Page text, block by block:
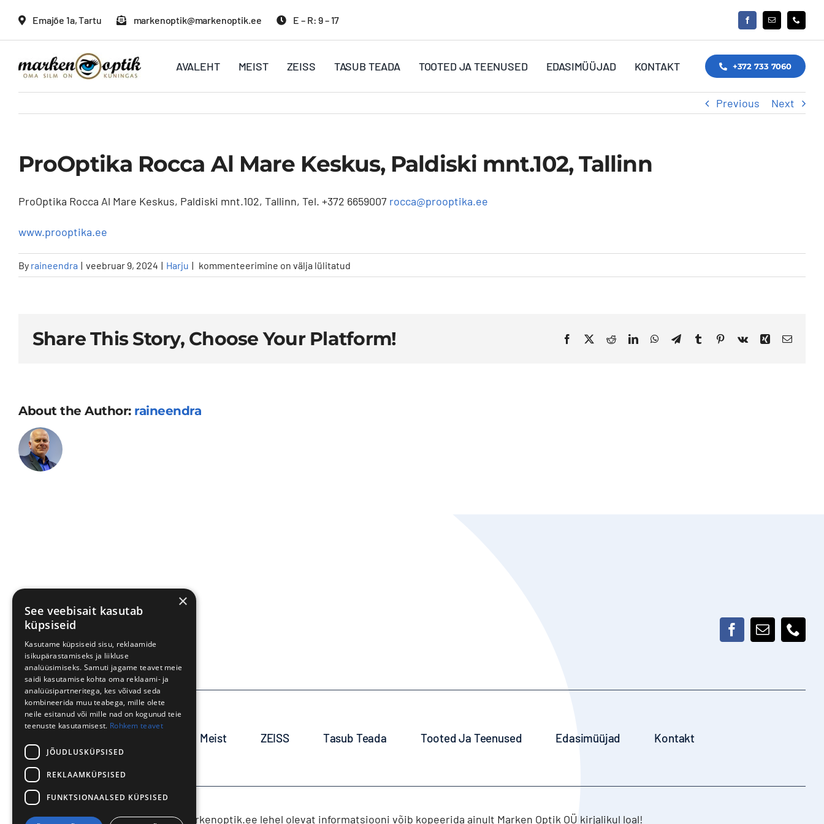
Emajõe 1a, Tartu markenoptik@markenoptik.ee E – R: 9 – 17
AVALEHT MEIST ZEISS TASUB TEADA TOOTED JA TEENUSED EDASIMÜÜJAD KONTAKT +372 733 7060
Previous Next
ProOptika Rocca Al Mare Keskus, Paldiski mnt.102, Tallinn
ProOptika Rocca Al Mare Keskus, Paldiski mnt.102, Tallinn, Tel. +372 6659007 rocca@prooptika.ee
www.prooptika.ee
By raineendra | veebruar 9, 2024 | Harju | ProOptika
Rocca
Keskus,
Paldiski
kommenteerimine on välja lülitatud
Share This Story, Choose Your Platform! Facebook
X RedditLinkedInWhatsApp
TelegramTumblrPinterest
Vk Xing Email
About the Author: raineendra
+372 733 7060
Meist ZEISS Tasub Teada Tooted Ja Teenused Edasimüüjad Kontakt
Markenoptik.ee lehel olevat informatsiooni võib kopeerida ainult Marken Optik OÜ kirjalikul loal!
×
See veebisait kasutab
küpsiseid
Kasutame küpsiseid sisu, reklaamide
isikupärastamiseks ja liikluse
analüüsimiseks. Samuti jagame teavet meie
saidi kasutamise kohta oma reklaami- ja
analüüsipartneritega, kes võivad seda
kombineerida muu teabega, mille olete
neile esitanud või mille nad on kogunud teie
teenuste kasutamisest. Rohkem teavet
JÕUDLUSKÜPSISED
REKLAAMKÜPSISED
FUNKTSIONAALSED KÜPSISED